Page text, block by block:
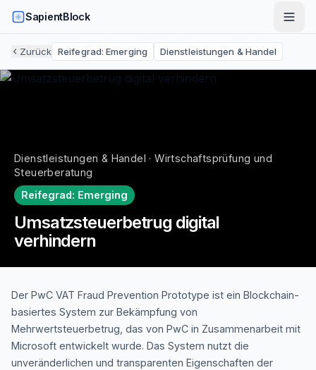
SapientBlock
Zurück Reifegrad:Emerging Dienstleistungen & Handel
Dienstleistungen & Handel · Wirtschaftsprüfung und
Steuerberatung
Reifegrad: Emerging
Umsatzsteuerbetrug digital
verhindern
Der PwC VAT Fraud Prevention Prototype ist ein Blockchain-
basiertes System zur Bekämpfung von
Mehrwertsteuerbetrug, das von PwC in Zusammenarbeit mit
Microsoft entwickelt wurde. Das System nutzt die
unveränderlichen und transparenten Eigenschaften der